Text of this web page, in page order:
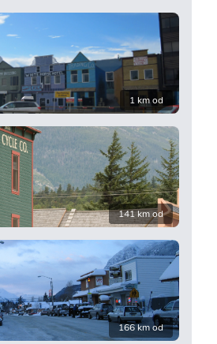
1 km od
141 km od
166 km od